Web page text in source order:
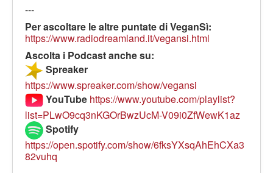
---
Per ascoltare le altre puntate di VeganSì:
https://www.radiodreamland.it/vegansi.html
Ascolta i Podcast anche su:
Spreaker
https://www.spreaker.com/show/vegansi
YouTube https://www.youtube.com/playlist?
list=PLwO9cq3nKGOrBwzUcM-V09i0ZfWewK1az
Spotify
https://open.spotify.com/show/6fksYXsqAhEhCXa3
82vuhq